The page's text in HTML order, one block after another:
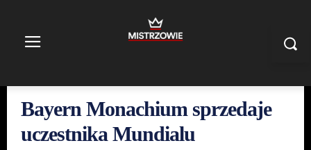
Bayern Monachium sprzedaje
uczestnika Mundialu